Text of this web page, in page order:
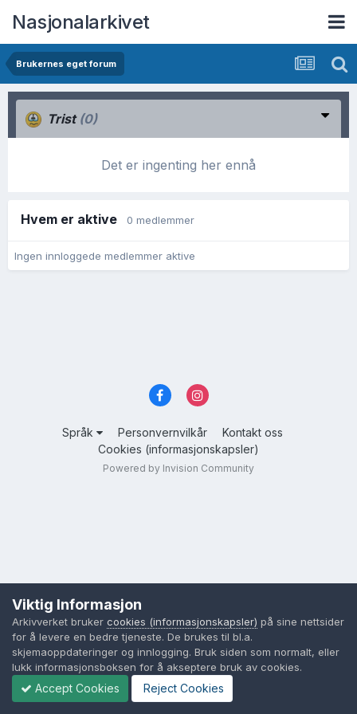
Nasjonalarkivet
Brukernes eget forum
Trist (0)
Det er ingenting her ennå
Hvem er aktive 0 medlemmer
Ingen innloggede medlemmer aktive
Språk Personvernvilkår
Kontakt oss
Cookies (informasjonskapsler)
Powered by Invision Community
Viktig Informasjon
Arkivverket bruker cookies (informasjonskapsler) på sine nettsider
for å levere en bedre tjeneste. De brukes til bl.a.
skjemaoppdateringer og innlogging. Bruk siden som normalt, eller
lukk informasjonsboksen for å akseptere bruk av cookies.
Accept Cookies Reject Cookies